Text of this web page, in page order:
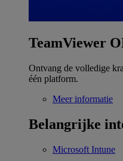
TeamViewer
Ontvang de volledige
één platform.
Meer informatie
Belangrijke
Microsoft Intune